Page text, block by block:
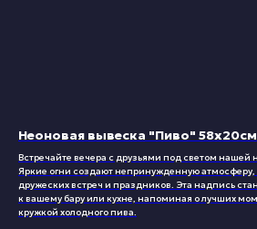
Неоновая вывеска "Пиво" 58х20см
Встречайте вечера с друзьями под светом
Яркие огни создают непринужденную
дружеских встреч и праздников. Эта надпись
к вашему бару или кухне, напоминая о лучших
кружкой холодного пива.